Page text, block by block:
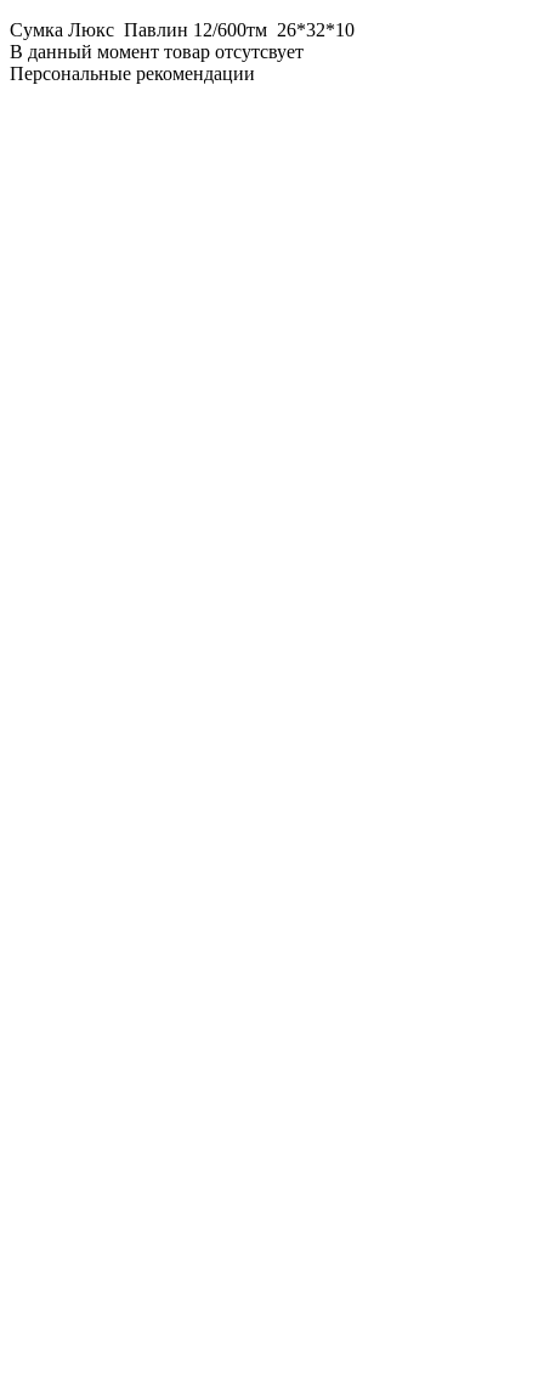
Сумка Люкс Павлин 12/600тм 26*32*10
В данный момент товар отсутсвует
Персональные рекомендации